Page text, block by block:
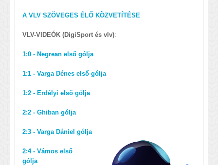
A VLV SZÖVEGES ÉLŐ KÖZVETÍTÉSE
VLV-VIDEÓK (DigiSport és vlv):
1:0 - Negrean első gólja
1:1 - Varga Dénes első gólja
1:2 - Erdélyi első gólja
2:2 - Ghiban gólja
2:3 - Varga Dániel gólja
2:4 - Vámos első
gólja